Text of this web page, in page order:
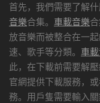
首先，我們需要了解
音樂合集。 車載音樂
放音樂而被整合在一
速、歌手等分類。 車
此，在下載前需要解壓
官網提供下載服務，
務。用戶隻需要輸入